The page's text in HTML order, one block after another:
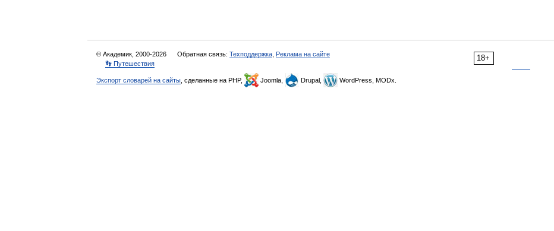
18+
© Академик, 2000-2026 Обратная связь: Техподдержка Реклама на сайте
👣 Путешествия
Экспорт словарей на сайты , сделанные на PHP, Joomla, Drupal, WordPress, MODx.